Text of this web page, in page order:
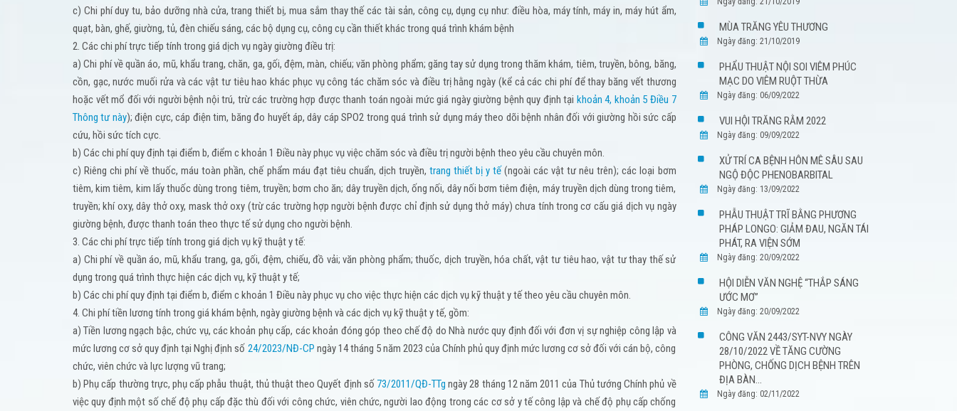
c) Chi phí duy tu, bảo dưỡng nhà cửa, trang thiết bị, mua sắm thay thế các tài sản, công cụ, dụng cụ như: điều hòa, máy tính, máy in, máy hút ẩm,
quạt, bàn, ghế, giường, tủ, đèn chiếu sáng, các bộ dụng cụ, công cụ cần thiết khác trong quá trình khám bệnh
2. Các chi phí trực tiếp tính trong giá dịch vụ ngày giường điều trị:
a) Chi phí về quần áo, mũ, khẩu trang, chăn, ga, gối, đệm, màn, chiếu; văn phòng phẩm; găng tay sử dụng trong thăm khám, tiêm, truyền, bông, băng,
cồn, gạc, nước muối rửa và các vật tư tiêu hao khác phục vụ công tác chăm sóc và điều trị hằng ngày (kể cả các chi phí để thay băng vết thương
hoặc vết mổ đối với người bệnh nội trú, trừ các trường hợp được thanh toán ngoài mức giá ngày giường bệnh quy định tại khoản 4, khoản 5 Điều 7
Thông tư này); điện cực, cáp điện tim, băng đo huyết áp, dây cáp SPO2 trong quá trình sử dụng máy theo dõi bệnh nhân đối với giường hồi sức cấp
cứu, hồi sức tích cực.
b) Các chi phí quy định tại điểm b, điểm c khoản 1 Điều này phục vụ việc chăm sóc và điều trị người bệnh theo yêu cầu chuyên môn.
c) Riêng chi phí về thuốc, máu toàn phần, chế phẩm máu đạt tiêu chuẩn, dịch truyền, trang thiết bị y tế(ngoài các vật tư nêu trên); các loại bơm
tiêm, kim tiêm, kim lấy thuốc dùng trong tiêm, truyền; bơm cho ăn; dây truyền dịch, ống nối, dây nối bơm tiêm điện, máy truyền dịch dùng trong tiêm,
truyền; khí oxy, dây thở oxy, mask thở oxy (trừ các trường hợp người bệnh được chỉ định sử dụng thở máy) chưa tính trong cơ cấu giá dịch vụ ngày
giường bệnh, được thanh toán theo thực tế sử dụng cho người bệnh.
3. Các chi phí trực tiếp tính trong giá dịch vụ kỹ thuật y tế:
a) Chi phí về quần áo, mũ, khẩu trang, ga, gối, đệm, chiếu, đồ vải; văn phòng phẩm; thuốc, dịch truyền, hóa chất, vật tư tiêu hao, vật tư thay thế sử
dụng trong quá trình thực hiện các dịch vụ, kỹ thuật y tế;
b) Các chi phí quy định tại điểm b, điểm c khoản 1 Điều này phục vụ cho việc thực hiện các dịch vụ kỹ thuật y tế theo yêu cầu chuyên môn.
4. Chi phí tiền lương tính trong giá khám bệnh, ngày giường bệnh và các dịch vụ kỹ thuật y tế, gồm:
a) Tiền lương ngạch bậc, chức vụ, các khoản phụ cấp, các khoản đóng góp theo chế độ do Nhà nước quy định đối với đơn vị sự nghiệp công lập và
mức lương cơ sở quy định tại Nghị định số 24/2023/NĐ-CP ngày 14 tháng 5 năm 2023 của Chính phủ quy định mức lương cơ sở đối với cán bộ, công
chức, viên chức và lực lượng vũ trang;
b) Phụ cấp thường trực, phụ cấp phẫu thuật, thủ thuật theo Quyết định số 73/2011/QĐ-TTg ngày 28 tháng 12 năm 2011 của Thủ tướng Chính phủ về
việc quy định một số chế độ phụ cấp đặc thù đối với công chức, viên chức, người lao động trong các cơ sở y tế công lập và chế độ phụ cấp chống
MÙA TRĂNG YÊU THƯƠNG
Ngày đăng: 21/10/2019
PHẨU THUẬT NỘI SOI VIÊM PHÚC
MẠC DO VIÊM RUỘT THỪA
Ngày đăng: 06/09/2022
VUI HỘI TRĂNG RẰM 2022
Ngày đăng: 09/09/2022
XỬ TRÍ CA BỆNH HÔN MÊ SÂU SAU
NGỘ ĐỘC PHENOBARBITAL
Ngày đăng: 13/09/2022
PHẪU THUẬT TRĨ BẰNG PHƯƠNG
PHÁP LONGO: GIẢM ĐAU, NGĂN TÁI
PHÁT, RA VIỆN SỚM
Ngày đăng: 20/09/2022
HỘI DIỄN VĂN NGHỆ “THẮP SÁNG
ƯỚC MƠ”
Ngày đăng: 20/09/2022
CÔNG VĂN 2443/SYT-NVY NGÀY
28/10/2022 VỀ TĂNG CƯỜNG
PHÒNG, CHỐNG DỊCH BỆNH TRÊN
ĐỊA BÀN...
Ngày đăng: 02/11/2022